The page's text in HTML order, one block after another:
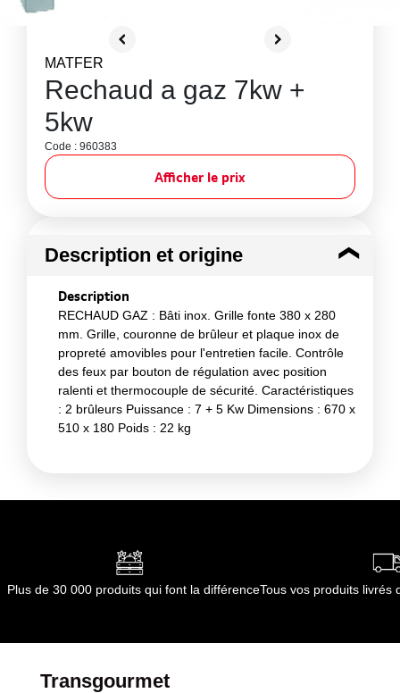
MATFER
Rechaud a gaz 7kw +
5kw
Code : 960383
Afficher le prix
Description et origine
Description
RECHAUD GAZ : Bâti inox. Grille fonte 380 x 280
mm. Grille, couronne de brûleur et plaque inox de
propreté amovibles pour l'entretien facile. Contrôle
des feux par bouton de régulation avec position
ralenti et thermocouple de sécurité. Caractéristiques
: 2 brûleurs Puissance : 7 + 5 Kw Dimensions : 670 x
510 x 180 Poids : 22 kg
Plus de 30 000 produits qui font la différenceTous vos produits livrés
Transgourmet